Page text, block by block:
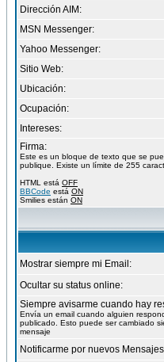
Dirección AIM:
MSN Messenger:
Yahoo Messenger:
Sitio Web:
Ubicación:
Ocupación:
Intereses:
Firma:
Este es un bloque de texto que se
publique. Existe un límite de 255
HTML está OFF
BBCode está ON
Smilies están ON
Mostrar siempre mi Email:
Ocultar su status online:
Siempre avisarme cuando hay
Envía un email cuando alguien
publicado. Esto puede ser cambiado
mensaje
Notificarme por nuevos